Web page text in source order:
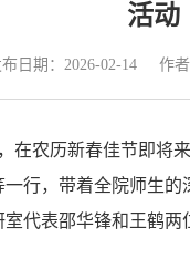
活动
日期：2026-02-14 作
在农历新春佳节即
行，带着全院师生
代表邵华锋和王鹤两